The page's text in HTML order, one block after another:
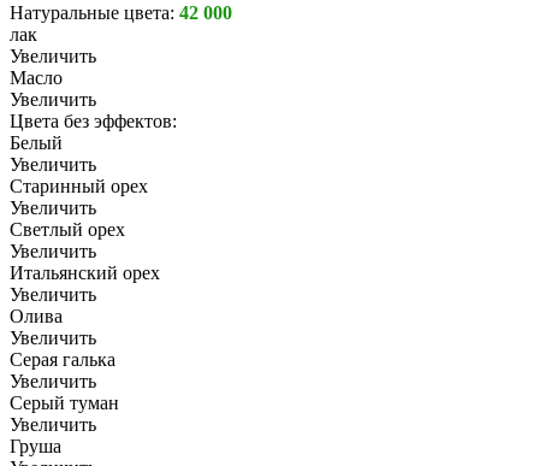
Натуральные цвета: 42 000
лак
Увеличить
Масло
Увеличить
Цвета без эффектов:
Белый
Увеличить
Старинный орех
Увеличить
Светлый орех
Увеличить
Итальянский орех
Увеличить
Олива
Увеличить
Серая галька
Увеличить
Серый туман
Увеличить
Груша